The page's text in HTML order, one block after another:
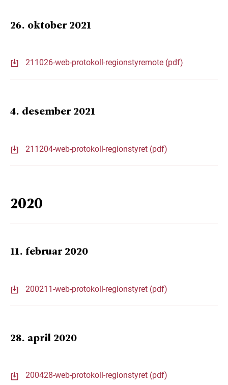
26. oktober 2021
211026-web-protokoll-regionstyremote (pdf)
4. desember 2021
211204-web-protokoll-regionstyret (pdf)
2020
11. februar 2020
200211-web-protokoll-regionstyret (pdf)
28. april 2020
200428-web-protokoll-regionstyret (pdf)